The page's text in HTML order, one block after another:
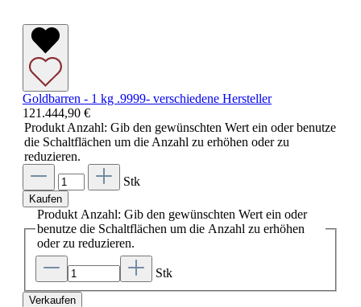
Goldbarren - 1 kg .9999- verschiedene Hersteller
121.444,90 €
Produkt Anzahl: Gib den gewünschten Wert ein oder benutze
die Schaltflächen um die Anzahl zu erhöhen oder zu
reduzieren.
Stk
Kaufen
Produkt Anzahl: Gib den gewünschten Wert ein oder
benutze die Schaltflächen um die Anzahl zu erhöhen
oder zu reduzieren.
Stk
Verkaufen